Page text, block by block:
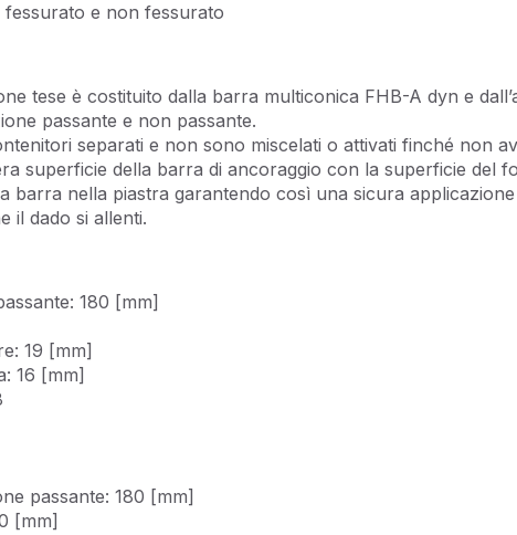
e non fessurato
tese è costituito dalla barra multiconica FHB-A dyn e
passante e non passante.
separati e non sono miscelati o attivati finché non
superficie della barra di ancoraggio con la superficie del
barra nella piastra garantendo così una sicura
il dado si allenti.
180 [mm]
19 [mm]
16 [mm]
passante: 180 [mm]
[mm]